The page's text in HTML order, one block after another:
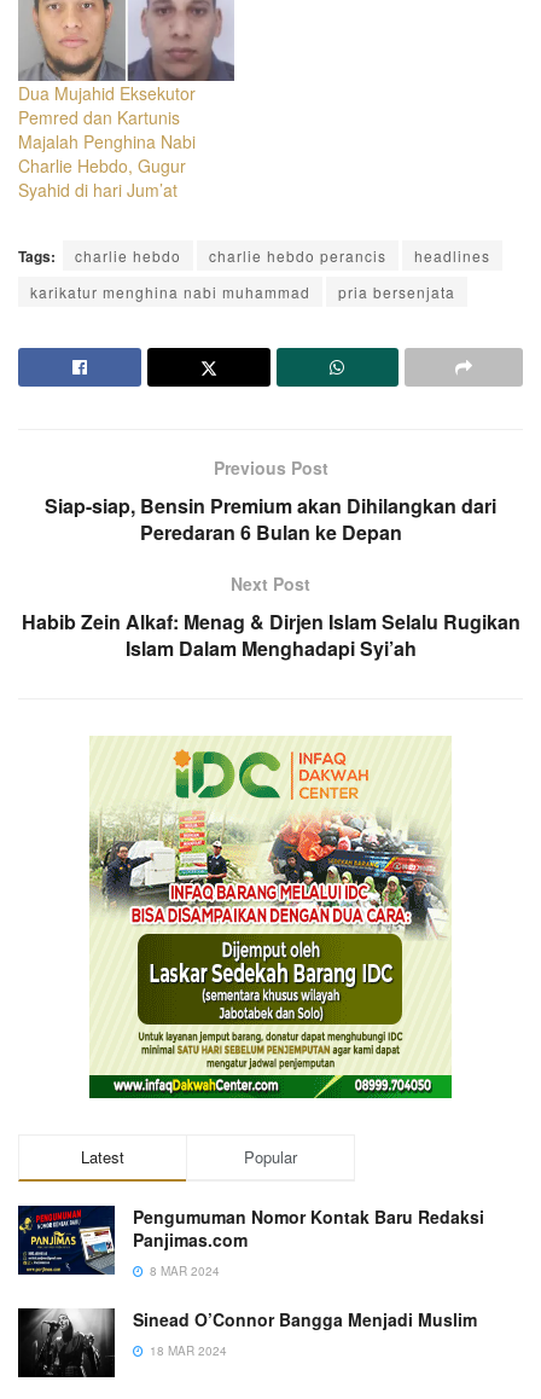
Dua Mujahid Eksekutor
Pemred dan Kartunis
Majalah Penghina Nabi
Charlie Hebdo, Gugur
Syahid di hari Jum’at
Tags: charlie hebdo charlie hebdo perancis
headlines
karikatur menghina nabi muhammad
pria bersenjata
Previous Post
Siap-siap, Bensin Premium akan Dihilangkan dari
Peredaran 6 Bulan ke Depan
Next Post
Habib Zein Alkaf: Menag & Dirjen Islam Selalu Rugikan
Islam Dalam Menghadapi Syi’ah
Latest Popular
Pengumuman Nomor Kontak Baru Redaksi
Panjimas.com
8 MAR 2024
Sinead O’Connor Bangga Menjadi Muslim
18 MAR 2024